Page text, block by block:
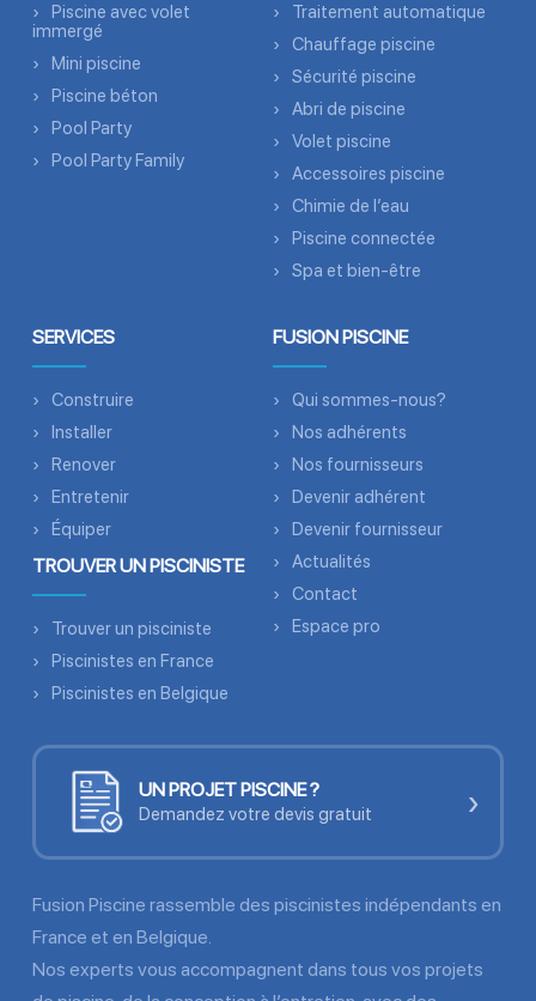
Piscine avec volet
immergé
Mini piscine
Piscine béton
Pool Party
Pool Party Family
Traitement automatique
Chauffage piscine
Sécurité piscine
Abri de piscine
Volet piscine
Accessoires piscine
Chimie de l’eau
Piscine connectée
Spa et bien-être
SERVICES
Construire
Installer
Renover
Entretenir
Équiper
TROUVER UN PISCINISTE
Trouver un pisciniste
Piscinistes en France
Piscinistes en Belgique
FUSION PISCINE
Qui sommes-nous?
Nos adhérents
Nos fournisseurs
Devenir adhérent
Devenir fournisseur
Actualités
Contact
Espace pro
UN PROJET PISCINE ?
Demandez votre devis gratuit ›
Fusion Piscine rassemble des piscinistes indépendants en
France et en Belgique.
Nos experts vous accompagnent dans tous vos projets